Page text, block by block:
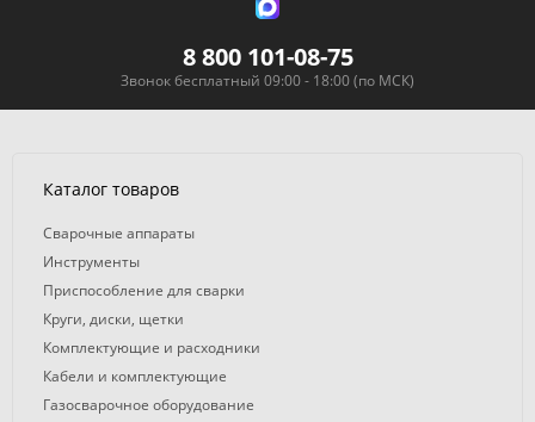
8 800 101-08-75
Звонок бесплатный 09:00 - 18:00 (по МСК)
Каталог товаров
Сварочные аппараты
Инструменты
Приспособление для сварки
Круги, диски, щетки
Комплектующие и расходники
Кабели и комплектующие
Газосварочное оборудование